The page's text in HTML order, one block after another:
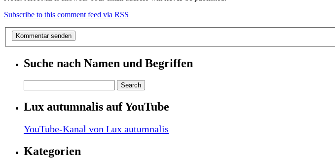
Subscribe to this comment feed via RSS
Suche nach Namen und Begriffen
Lux autumnalis auf YouTube
YouTube-Kanal von Lux autumnalis
Kategorien